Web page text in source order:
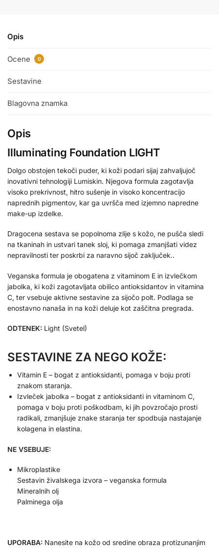
Opis
Ocene 0
Sestavine
Blagovna znamka
Opis
Illuminating Foundation LIGHT
Dolgo obstojen tekoči puder, ki koži podari sijaj zahvaljujoč
inovativni tehnologiji Lumiskin. Njegova formula zagotavlja
visoko prekrivnost, hitro sušenje in visoko koncentracijo
naprednih pigmentov, kar ga uvršča med izjemno napredne
make-up izdelke.
Dragocena sestava se popolnoma zlije s kožo, ne pušča sledi
na tkaninah in ustvari tanek sloj, ki pomaga zmanjšati videz
nepravilnosti ter poskrbi za naravno sijoč zaključek..
Veganska formula je obogatena z vitaminom E in izvlečkom
jabolka, ki koži zagotavljata obilico antioksidantov in vitamina
C, ter vsebuje aktivne sestavine za sijočo polt. Podlaga se
enostavno nanaša in na koži deluje kot zaščitna pregrada.
ODTENEK: Light (Svetel)
SESTAVINE ZA NEGO KOŽE:
Vitamin E – bogat z antioksidanti, pomaga v boju proti
znakom staranja.
Izvleček jabolka – bogat z antioksidanti in vitaminom C,
pomaga v boju proti poškodbam, ki jih povzročajo prosti
radikali, zmanjšuje znake staranja ter spodbuja nastajanje
kolagena in elastina.
NE VSEBUJE:
Mikroplastike
Sestavin živalskega izvora – veganska formula
Mineralnih olj
Palminega olja
UPORABA: Nanesite na kožo od sredine obraza protizunanjim